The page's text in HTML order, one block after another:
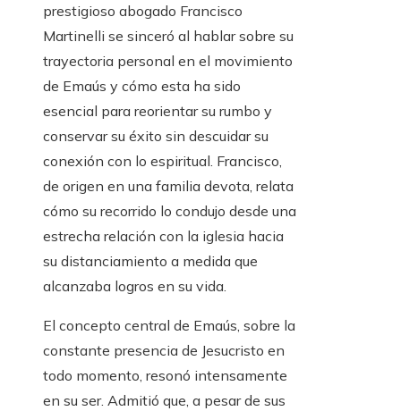
prestigioso abogado Francisco
Martinelli se sinceró al hablar sobre su
trayectoria personal en el movimiento
de Emaús y cómo esta ha sido
esencial para reorientar su rumbo y
conservar su éxito sin descuidar su
conexión con lo espiritual. Francisco,
de origen en una familia devota, relata
cómo su recorrido lo condujo desde una
estrecha relación con la iglesia hacia
su distanciamiento a medida que
alcanzaba logros en su vida.
El concepto central de Emaús, sobre la
constante presencia de Jesucristo en
todo momento, resonó intensamente
en su ser. Admitió que, a pesar de sus